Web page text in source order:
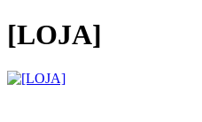
[LOJA]